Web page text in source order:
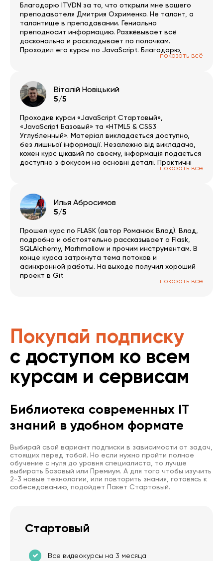
Благодарю ITVDN за то, что открыли мне вашего
преподавателя Дмитрия Охрименко. Не талант, а
талантище в преподавании. Гениально
преподносит информацию. Разжёвывает всё
досконально и раскладывает по полочкам.
Проходил его курсы по JavaScript. Благодарю,
показать всё
Віталій Новіцький
5/5
Проходив курси «JavaScript Стартовый»,
«JavaScript Базовый» та «HTML5 & CSS3
Углубленный». Матеріал викладається доступно,
без лишньої інформації. Незалежно від викладача,
кожен курс цікавий по своєму, інформація подається
доступно з фокусом на основні деталі. Практичні
завдання цікаві й допомагають повністю
пройденого матеріалу можна пройти тестування, з
об’єктивним оцінюванням засвоєних знань, і
отримати сертифікат. Раджу усім.
показать всё
Илья Абросимов
5/5
Прошел курс по FLASK (автор Романюк Влад). Влад,
подробно и обстоятельно рассказывает о Flask,
SQLAlchemy, Marhmallow и прочим инструментам. В
конце курса затронута тема потоков и
асинхронной работы. На выходе получил хороший
проект в Git
показать всё
Покупай подписку
с доступом ко всем
курсам и сервисам
Библиотека современных IT
знаний в удобном формате
Выбирай свой вариант подписки в зависимости от задач,
стоящих перед тобой. Но если нужно пройти полное
обучение с нуля до уровня специалиста, то лучше
выбирать Базовый или Премиум. А для того чтобы изучить
2-3 новые технологии, или повторить знания, готовясь к
собеседованию, подойдет Пакет Стартовый.
Стартовый
Все видеокурсы на 3 месяца